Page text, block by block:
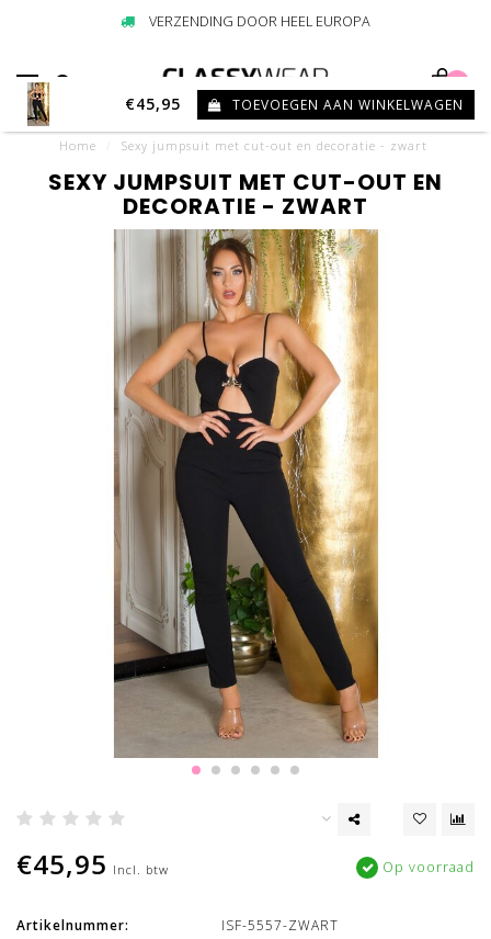
VERZENDING DOOR HEEL EUROPA
Home Sexy jumpsuit met cut-out en decoratie - zwart
€45,95 TOEVOEGEN AAN WINKELWAGEN
SEXY JUMPSUIT MET CUT-OUT EN
DECORATIE - ZWART
€45,95 Incl. btw Op voorraad
Artikelnummer:
ISF-5557-ZWART